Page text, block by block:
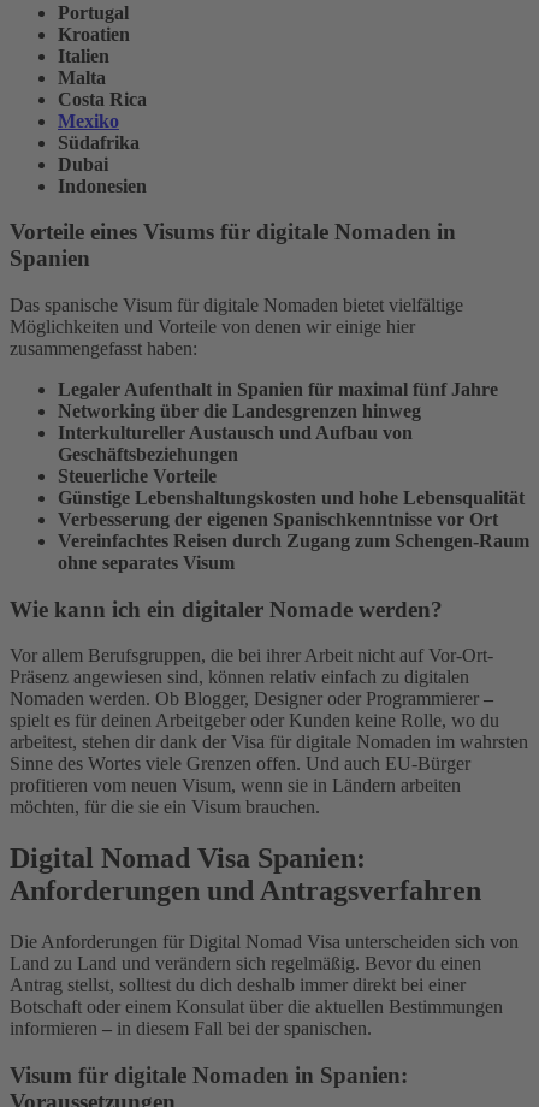
Portugal
Kroatien
Italien
Malta
Costa Rica
Mexiko
Südafrika
Dubai
Indonesien
Vorteile eines Visums für digitale Nomaden in
Spanien
Das spanische Visum für digitale Nomaden bietet vielfältige
Möglichkeiten und Vorteile von denen wir einige hier
zusammengefasst haben:
Legaler Aufenthalt in Spanien für maximal fünf Jahre
Networking über die Landesgrenzen hinweg
Interkultureller Austausch und Aufbau von
Geschäftsbeziehungen
Steuerliche Vorteile
Günstige Lebenshaltungskosten und hohe Lebensqualität
Verbesserung der eigenen Spanischkenntnisse vor Ort
Vereinfachtes Reisen durch Zugang zum Schengen-Raum
ohne separates Visum
Wie kann ich ein digitaler Nomade werden?
Vor allem Berufsgruppen, die bei ihrer Arbeit nicht auf Vor-Ort-
Präsenz angewiesen sind, können relativ einfach zu digitalen
Nomaden werden. Ob Blogger, Designer oder Programmierer –
spielt es für deinen Arbeitgeber oder Kunden keine Rolle, wo du
arbeitest, stehen dir dank der Visa für digitale Nomaden im wahrsten
Sinne des Wortes viele Grenzen offen. Und auch EU-Bürger
profitieren vom neuen Visum, wenn sie in Ländern arbeiten
möchten, für die sie ein Visum brauchen.
Digital Nomad Visa Spanien:
Anforderungen und Antragsverfahren
Die Anforderungen für Digital Nomad Visa unterscheiden sich von
Land zu Land und verändern sich regelmäßig. Bevor du einen
Antrag stellst, solltest du dich deshalb immer direkt bei einer
Botschaft oder einem Konsulat über die aktuellen Bestimmungen
informieren – in diesem Fall bei der spanischen.
Visum für digitale Nomaden in Spanien:
Voraussetzungen